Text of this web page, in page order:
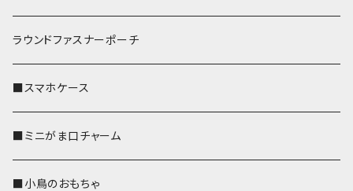
ラウンドファスナーポーチ
■スマホケース
■ミニがま口チャーム
■小鳥のおもちゃ